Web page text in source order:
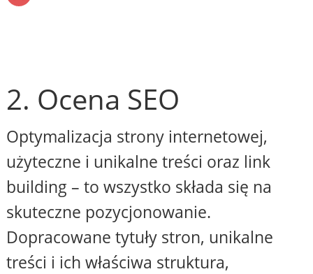
2. Ocena SEO
Optymalizacja strony internetowej,
użyteczne i unikalne treści oraz link
building – to wszystko składa się na
skuteczne pozycjonowanie.
Dopracowane tytuły stron, unikalne
treści i ich właściwa struktura,